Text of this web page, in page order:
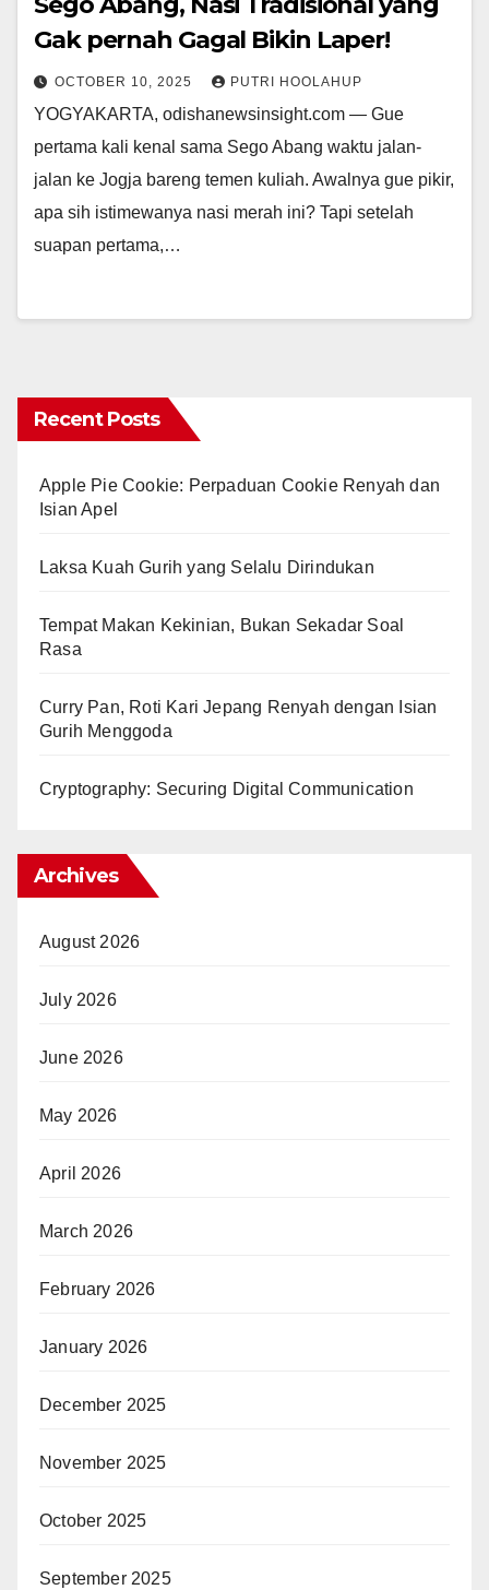
Gak pernah Gagal Bikin Laper!
OCTOBER 10, 2025 PUTRI HOOLAHUP
YOGYAKARTA, odishanewsinsight.com — Gue
pertama kali kenal sama Sego Abang waktu jalan-
jalan ke Jogja bareng temen kuliah. Awalnya gue pikir,
apa sih istimewanya nasi merah ini? Tapi setelah
suapan pertama,…
Recent Posts
Apple Pie Cookie: Perpaduan Cookie Renyah dan
Isian Apel
Laksa Kuah Gurih yang Selalu Dirindukan
Tempat Makan Kekinian, Bukan Sekadar Soal
Rasa
Curry Pan, Roti Kari Jepang Renyah dengan Isian
Gurih Menggoda
Cryptography: Securing Digital Communication
Archives
August 2026
July 2026
June 2026
May 2026
April 2026
March 2026
February 2026
January 2026
December 2025
November 2025
October 2025
September 2025